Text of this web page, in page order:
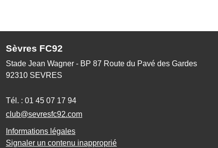
Sèvres FC92
Stade Jean Wagner - BP 87 Route du Pavé des Gardes
92310 SEVRES
Tél. : 01 45 07 17 94
club@sevresfc92.com
Informations légales
Signaler un contenu inapproprié